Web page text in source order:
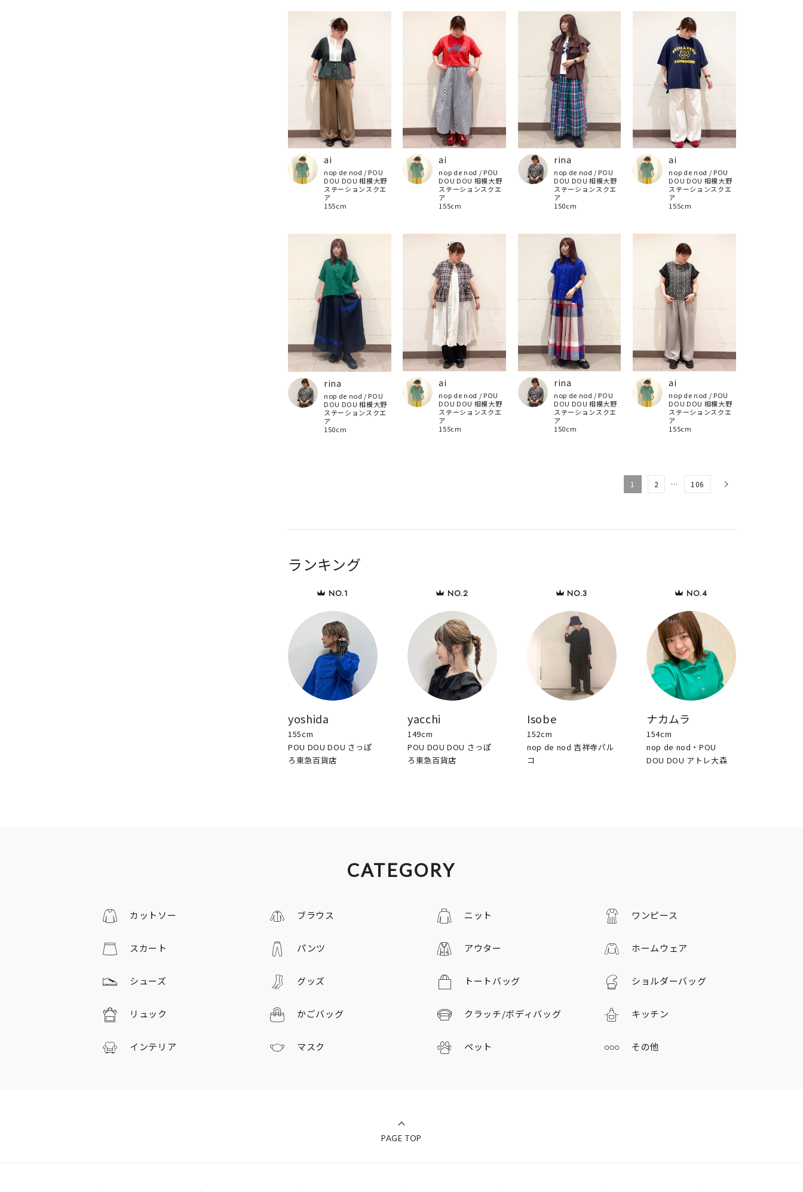
ai
nop de nod / POU
DOU DOU 相模大野
ステーションスクエ
ア
155cm
ai
nop de nod / POU
DOU DOU 相模大野
ステーションスクエ
ア
155cm
rina
nop de nod / POU
DOU DOU 相模大野
ステーションスクエ
ア
150cm
ai
nop de nod / POU
DOU DOU 相模大野
ステーションスクエ
ア
155cm
rina
nop de nod / POU
DOU DOU 相模大野
ステーションスクエ
ア
150cm
ai
nop de nod / POU
DOU DOU 相模大野
ステーションスクエ
ア
155cm
rina
nop de nod / POU
DOU DOU 相模大野
ステーションスクエ
ア
150cm
ai
nop de nod / POU
DOU DOU 相模大野
ステーションスクエ
ア
155cm
1 2 … 106
ランキング
yoshida
155cm
POU DOU DOU さっぽ
ろ東急百貨店
yacchi
149cm
POU DOU DOU さっぽ
ろ東急百貨店
Isobe
152cm
nop de nod 吉祥寺パル
コ
ナカムラ
154cm
nop de nod・POU
DOU DOU アトレ大森
CATEGORY
カットソー ブラウス ニット ワンピース
スカート パンツ アウター ホームウェア
シューズ グッズ トートバッグ ショルダーバッグ
リュック かごバッグ クラッチ/ボディバッグ キッチン
インテリア マスク ペット その他
PAGE TOP